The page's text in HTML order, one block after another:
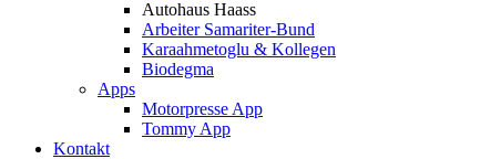
Autohaus Haass
Arbeiter Samariter-Bund
Karaahmetoglu & Kollegen
Biodegma
Apps
Motorpresse App
Tommy App
Kontakt